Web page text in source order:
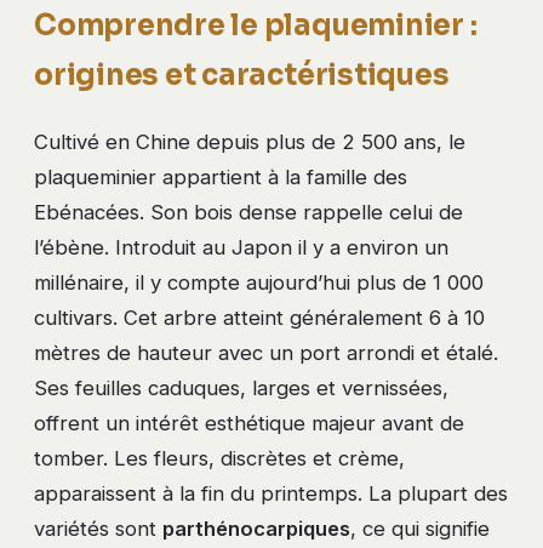
Comprendre le plaqueminier :
origines et caractéristiques
Cultivé en Chine depuis plus de 2 500 ans, le
plaqueminier appartient à la famille des
Ebénacées. Son bois dense rappelle celui de
l’ébène. Introduit au Japon il y a environ un
millénaire, il y compte aujourd’hui plus de 1 000
cultivars. Cet arbre atteint généralement 6 à 10
mètres de hauteur avec un port arrondi et étalé.
Ses feuilles caduques, larges et vernissées,
offrent un intérêt esthétique majeur avant de
tomber. Les fleurs, discrètes et crème,
apparaissent à la fin du printemps. La plupart des
variétés sont parthénocarpiques, ce qui signifie